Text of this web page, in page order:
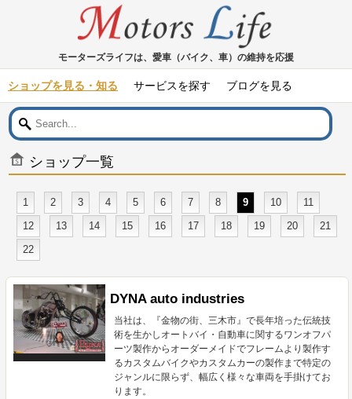
モーターズライフは、愛車（バイク、車）の維持を応援
ショップを見る・知る サービスを探す ブログを見る
ショップ一覧
1 2 3 4 5 6 7 8 9 10
11
12
13 14 15 16 17 18 19 20
21
22
DYNA auto industries
当社は、『金物の街、三木市』で長年培った伝統技
術を生かしオートバイ・自動車に関するワンオフパ
ーツ製作からオーダーメイドでフレームより製作す
るカスタムバイクやカスタムカーの製作まで特定の
ジャンルに限らず、幅広く様々な車両を手掛けてお
ります。